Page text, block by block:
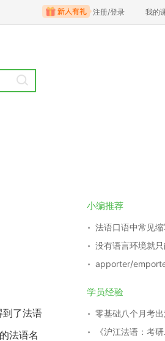
注册/登录 我的
到了法语
法语名
小编推荐
法语口语中常见
apporter/
学员经验